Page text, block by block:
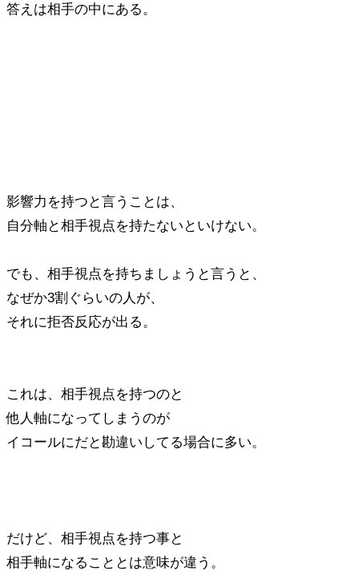
答えは相手の中にある。
影響力を持つと言うことは、
自分軸と相手視点を持たないといけない。
でも、相手視点を持ちましょうと言うと、
なぜか3割ぐらいの人が、
それに拒否反応が出る。
これは、相手視点を持つのと
他人軸になってしまうのが
イコールにだと勘違いしてる場合に多い。
だけど、相手視点を持つ事と
相手軸になることとは意味が違う。